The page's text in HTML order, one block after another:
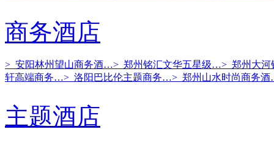
商务酒店
> 安阳林州望山商务酒…> 郑州铭汇文华五星级…> 郑州大
轩高端商务…> 洛阳巴比伦主题商务…> 郑州山水时尚商务
主题酒店